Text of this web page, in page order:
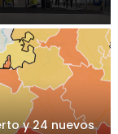
y 24 nuevos